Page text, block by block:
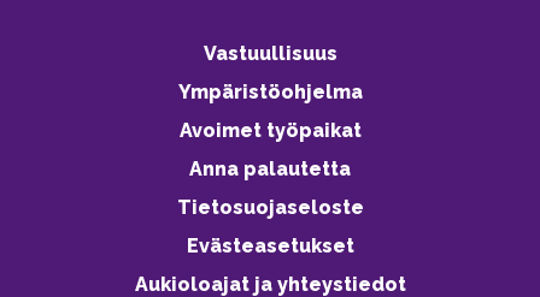
Vastuullisuus
Ympäristöohjelma
Avoimet työpaikat
Anna palautetta
Tietosuojaseloste
Evästeasetukset
Aukioloajat ja yhteystiedot